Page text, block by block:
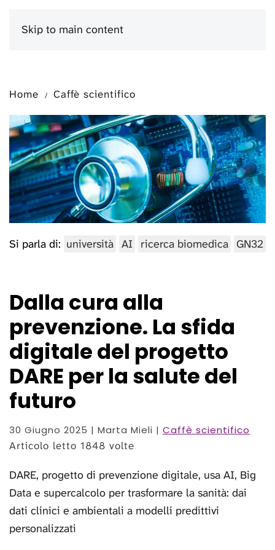
Skip to main content
Home Caffè scientifico
Si parla di: università AI ricerca biomedica GN32
Dalla cura alla
prevenzione. La sfida
digitale del progetto
DARE per la salute del
futuro
30 Giugno 2025 | Marta Mieli | Caffè scientifico
Articolo letto 1848 volte
DARE, progetto di prevenzione digitale, usa AI, Big
Data e supercalcolo per trasformare la sanità: dai
dati clinici e ambientali a modelli predittivi
personalizzati